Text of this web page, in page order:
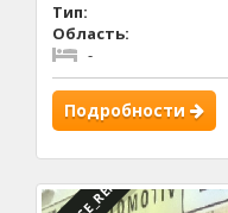
Тип:
Область:
-
Подробности